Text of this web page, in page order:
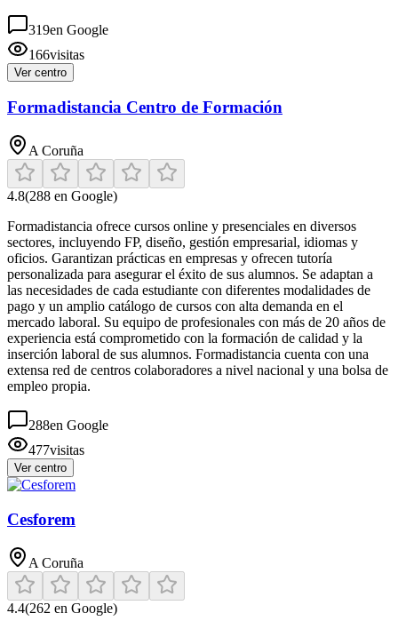
319en Google
166visitas
Ver centro
Formadistancia Centro de Formación
A Coruña
4.8(288 en Google)
Formadistancia ofrece cursos online y presenciales en diversos
sectores, incluyendo FP, diseño, gestión empresarial, idiomas y
oficios. Garantizan prácticas en empresas y ofrecen tutoría
personalizada para asegurar el éxito de sus alumnos. Se adaptan a
las necesidades de cada estudiante con diferentes modalidades de
pago y un amplio catálogo de cursos con alta demanda en el
mercado laboral. Su equipo de profesionales con más de 20 años de
experiencia está comprometido con la formación de calidad y la
inserción laboral de sus alumnos. Formadistancia cuenta con una
extensa red de centros colaboradores a nivel nacional y una bolsa de
empleo propia.
288en Google
477visitas
Ver centro
Cesforem
A Coruña
4.4(262 en Google)